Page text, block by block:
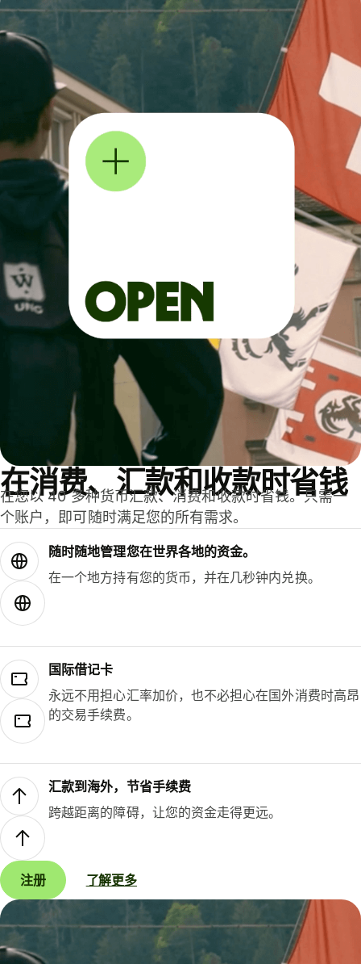
在消费、汇款和收款时省钱
在您以 40 多种货币汇款、消费和收款时省钱。只需一
个账户，即可随时满足您的所有需求。
随时随地管理您在世界各地的资金。
在一个地方持有您的货币，并在几秒钟内兑换。
国际借记卡
永远不用担心汇率加价，也不必担心在国外消费时高昂
的交易手续费。
汇款到海外，节省手续费
跨越距离的障碍，让您的资金走得更远。
注册 了解更多